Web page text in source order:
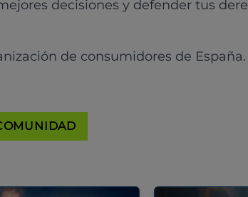
decisiones y defender tus
de consumidores de España.